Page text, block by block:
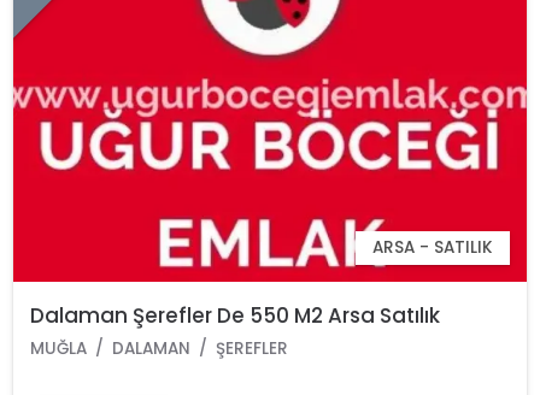
ARSA - SATILIK
Dalaman Şerefler De 550 M2 Arsa Satılık
MUĞLA DALAMAN ŞEREFLER